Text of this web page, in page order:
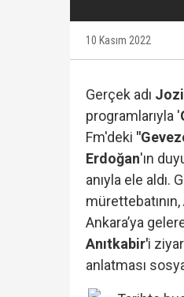
10 Kasım 2022
Gerçek adı
programlarıyla '
Fm'deki
Erdoğan'ın
anıyla ele aldı.
mürettebatının,
Ankara’ya
Anıtkabir'i
anlatması